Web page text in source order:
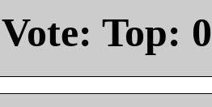
Vote: Top: 0